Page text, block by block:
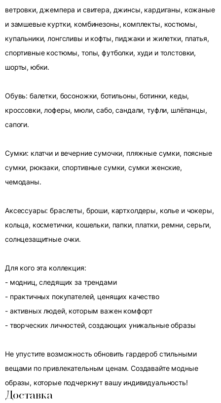
ветровки, джемпера и свитера, джинсы, кардиганы, кожаные
и замшевые куртки, комбинезоны, комплекты, костюмы,
купальники, лонгсливы и кофты, пиджаки и жилетки, платья,
спортивные костюмы, топы, футболки, худи и толстовки,
шорты, юбки.
Обувь: балетки, босоножки, ботильоны, ботинки, кеды,
кроссовки, лоферы, мюли, сабо, сандали, туфли, шлёпанцы,
сапоги.
Сумки: клатчи и вечерние сумочки, пляжные сумки, поясные
сумки, рюкзаки, спортивные сумки, сумки женские,
чемоданы.
Аксессуары: браслеты, броши, картхолдеры, колье и чокеры,
кольца, косметички, кошельки, папки, платки, ремни, серьги,
солнцезащитные очки.
Для кого эта коллекция:
- модниц, следящих за трендами
- практичных покупателей, ценящих качество
- активных людей, которым важен комфорт
- творческих личностей, создающих уникальные образы
Не упустите возможность обновить гардероб стильными
вещами по привлекательным ценам. Создавайте модные
образы, которые подчеркнут вашу индивидуальность!
Доставка